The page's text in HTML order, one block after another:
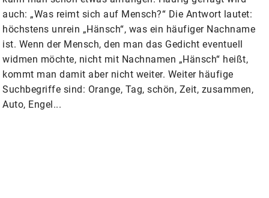
auch: „Was reimt sich auf Mensch?“ Die Antwort lautet:
höchstens unrein „Hänsch“, was ein häufiger Nachname
ist. Wenn der Mensch, den man das Gedicht eventuell
widmen möchte, nicht mit Nachnamen „Hänsch“ heißt,
kommt man damit aber nicht weiter. Weiter häufige
Suchbegriffe sind: Orange, Tag, schön, Zeit, zusammen,
Auto, Engel...